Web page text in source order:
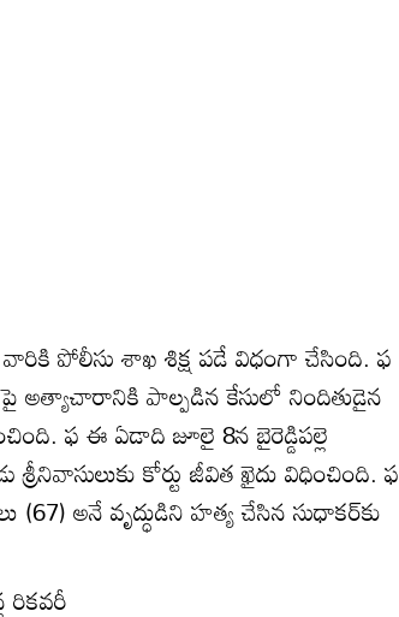
పోలీసు శాఖ శిక్ష పడే విధంగా చేసింది. ఫ
అత్యాచారానికి పాల్పడిన కేసులో నిందితుడైన
ఫ ఈ ఏడాది జూలై 8న బైరెడ్డిపల్లె
కోర్టు జీవిత ఖైదు విధించింది. ఫ
అనే వృద్ధుడిని హత్య చేసిన సుధాకర్‌కు